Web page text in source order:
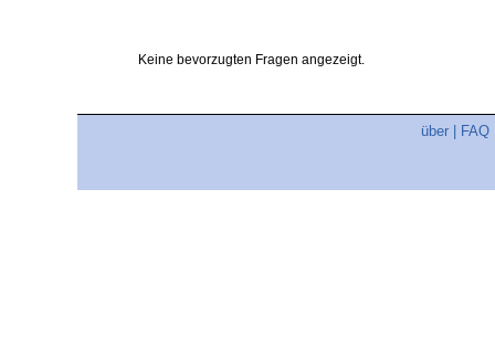
Keine bevorzugten Fragen angezeigt.
über FAQ